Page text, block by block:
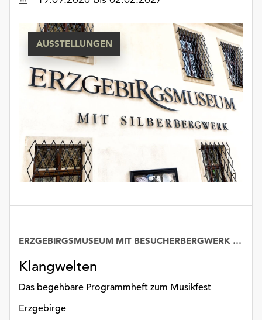
Einverständnis
weiterhin
ausgeführt.
Möchten
Cookies
anpassen,
erreichen
Sie
Einstellungen
die
„Auswählen“.
Weitere
finden
AUSSTELLUNGEN
Klangwelten
Das begehbare Programmheft zum Musikfest
Erzgebirge
ERZGEBIRGSMUSEUM MIT BESUCHERBERGWERK „IM GÖSSNER“